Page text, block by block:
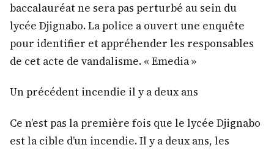
baccalauréat ne sera pas perturbé au sein du
lycée Djignabo. La police a ouvert une enquête
pour identifier et appréhender les responsables
de cet acte de vandalisme. « Emedia »
Un précédent incendie il y a deux ans
Ce n’est pas la première fois que le lycée Djignabo
est la cible d’un incendie. Il y a deux ans, les